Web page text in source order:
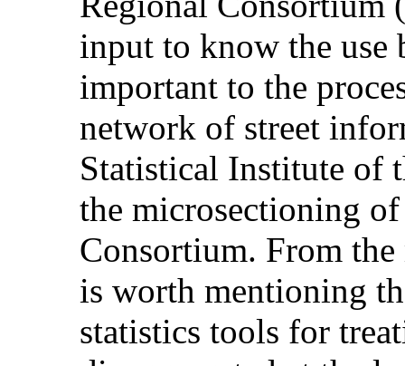
input to know the use
important to the
network of street
Statistical Institute of
the microsectioning
Consortium. From
is worth mentioning
statistics tools for